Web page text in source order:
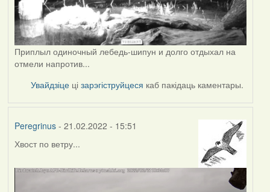
Приплыл одиночный лебедь-шипун и долго отдыхал на
отмели напротив...
Увайдзіце цізарэгіструйцеся каб пакідаць каментары.
Peregrinus- 21.02.2022 - 15:51
Хвост по ветру...